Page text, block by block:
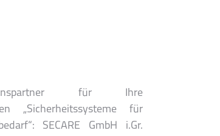
für Ihre
„Sicherheitssysteme für
SECARE GmbH i.Gr.